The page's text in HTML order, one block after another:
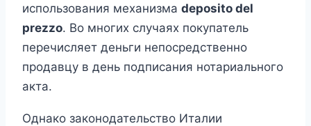
использования механизма deposito del
prezzo. Во многих случаях покупатель
перечисляет деньги непосредственно
продавцу в день подписания нотариального
акта.
Однако законодательство Италии